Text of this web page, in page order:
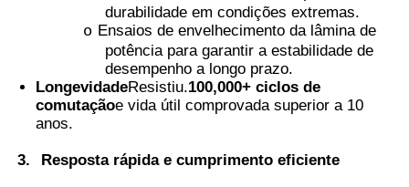
durabilidade em condições extremas.
o Ensaios de envelhecimento da lâmina de
potência para garantir a estabilidade de
desempenho a longo prazo.
LongevidadeResistiu.100,000+ ciclos de
comutaçãoe vida útil comprovada superior a 10
anos.
3. Resposta rápida e cumprimento eficiente